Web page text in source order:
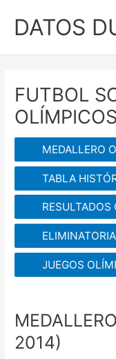
DATOS
FUTBOL
MEDALLERO
TABLA
JUEGOS
2014)